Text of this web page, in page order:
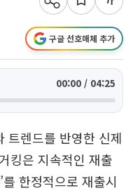
구글 선호매체 추가
00:00 / 04:25
트렌드를 반영한 신제
킹은 지속적인 재출
한정적으로 재출시